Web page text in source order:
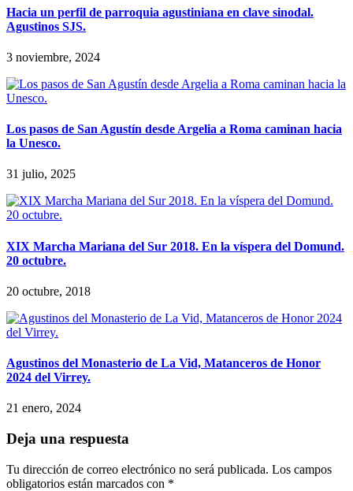
Hacia un perfil de parroquia agustiniana en clave sinodal.
Agustinos SJS.
3 noviembre, 2024
Los pasos de San Agustín desde Argelia a Roma caminan hacia
la Unesco.
31 julio, 2025
XIX Marcha Mariana del Sur 2018. En la víspera del Domund.
20 octubre.
20 octubre, 2018
Agustinos del Monasterio de La Vid, Matanceros de Honor
2024 del Virrey.
21 enero, 2024
Deja una respuesta
Tu dirección de correo electrónico no será publicada. Los campos
obligatorios están marcados con *